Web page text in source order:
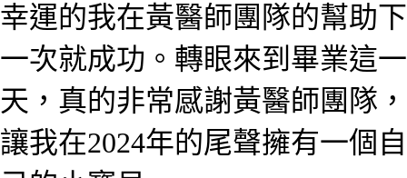
幸運的我在黃醫師團隊的幫助下
一次就成功。轉眼來到畢業這一
天，真的非常感謝黃醫師團隊，
讓我在2024年的尾聲擁有一個自